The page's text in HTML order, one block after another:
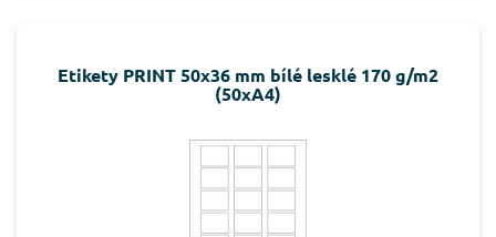
Etikety PRINT 50x36 mm bílé lesklé 170 g/m2
(50xA4)